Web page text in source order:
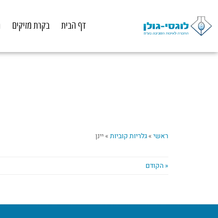
דף הבית בקרת מזיקים
ראשי»גלריות קוביות»יינן
« הקודם